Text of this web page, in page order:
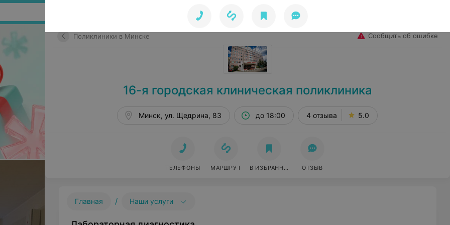
Поликлиники в Минске Сообщить об ошибке
16-я городская клиническая поликлиника
Минск, ул. Щедрина, 83 до 18:00 4 отзыва 5.0
ТЕЛЕФОНЫ МАРШРУТ В ИЗБРАННОЕ ОТЗЫВ
Главная / Наши услуги